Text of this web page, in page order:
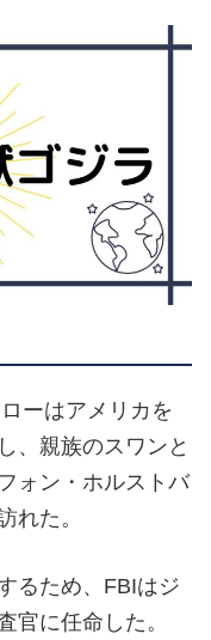
ーはアメリカを
、親族のスワンと
ォン・ホルストバ
れた。
るため、FBIはジ
官に任命した。